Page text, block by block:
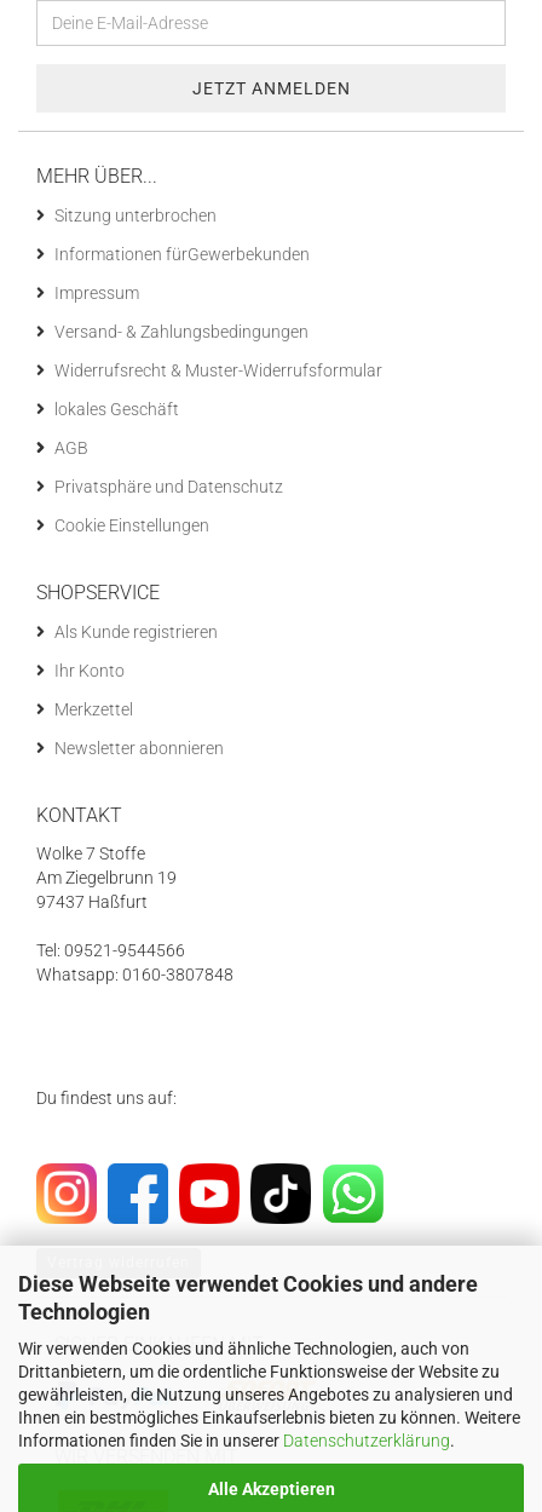
Diese Webseite verwendet Cookies und andere
Technologien
Wir verwenden Cookies und ähnliche Technologien, auch von
Drittanbietern, um die ordentliche Funktionsweise der Website zu
gewährleisten, die Nutzung unseres Angebotes zu analysieren und
Ihnen ein bestmögliches Einkaufserlebnis bieten zu können. Weitere
Informationen finden Sie in unserer Datenschutzerklärung.
Alle Akzeptieren
MEHR ÜBER...
Sitzung unterbrochen
Informationen fürGewerbekunden
Impressum
Versand- & Zahlungsbedingungen
Widerrufsrecht & Muster-Widerrufsformular
lokales Geschäft
AGB
Privatsphäre und Datenschutz
Cookie Einstellungen
SHOPSERVICE
Als Kunde registrieren
Ihr Konto
Merkzettel
Newsletter abonnieren
KONTAKT
Wolke 7 Stoffe
Am Ziegelbrunn 19
97437 Haßfurt
Tel: 09521-9544566
Whatsapp: 0160-3807848
Du findest uns auf:
SICHER EINKAUFEN MIT